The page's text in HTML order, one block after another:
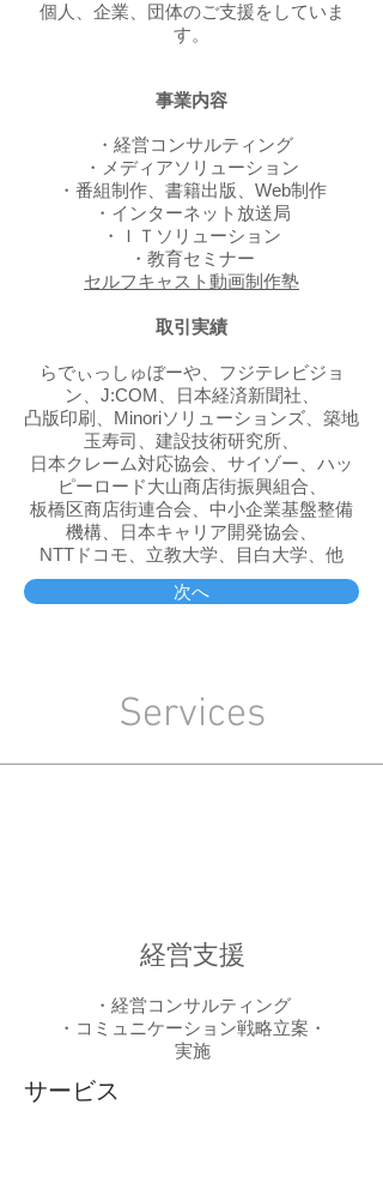
個人、企業、団体のご支援をしていま
す。
事業内容
・経営コンサルティング
・メディアソリューション
・番組制作、書籍出版、Web制作
・インターネット放送局
・ＩＴソリューション
・教育セミナー
セルフキャスト動画制作塾
取引実績
らでぃっしゅぼーや、フジテレビジョ
ン、J:COM、日本経済新聞社、
凸版印刷、Minoriソリューションズ、築地
玉寿司、建設技術研究所、
日本クレーム対応協会、サイゾー、ハッ
ピーロード大山商店街振興組合、
板橋区商店街連合会、中小企業基盤整備
機構、
日本キャリア開発協会、
NTTドコモ、立教大学、目白大学、他
次へ
Services
経営支援
・経営コンサルティング
・コミュニケーション戦略立案・
実施
サービス